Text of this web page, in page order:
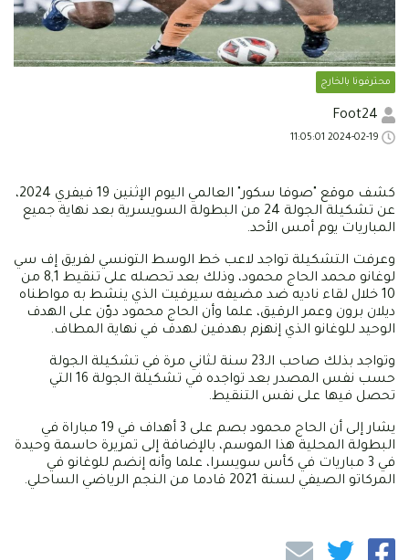
محترفونا بالخارج
كشف موقع "صوفا سكور" العالمي اليوم الإثنين 19 فيفري 2024،
عن تشكيلة الجولة 24 من البطولة السويسرية بعد نهاية جميع
المباريات يوم أمس الأحد.
وعرفت التشكيلة تواجد لاعب خط الوسط التونسي لفريق إف سي
لوغانو محمد الحاج محمود، وذلك بعد تحصله على تنقيط 8,1 من
10 خلال لقاء ناديه ضد مضيفه سيرفيت الذي ينشط به مواطناه
ديلان برون وعمر الرقيق، علما وأن الحاج محمود دوّن على الهدف
الوحيد للوغانو الذي إنهزم بهدفين لهدف في نهاية المطاف.
وتواجد بذلك صاحب الـ23 سنة لثاني مرة في تشكيلة الجولة
حسب نفس المصدر بعد تواجده في تشكيلة الجولة 16 التي
تحصل فيها على نفس التنقيط.
يشار إلى أن الحاج محمود بصم على 3 أهداف في 19 مباراة في
البطولة المحلية هذا الموسم، بالإضافة إلى تمريرة حاسمة وحيدة
في 3 مباريات في كأس سويسرا، علما وأنه إنضم للوغانو في
المركاتو الصيفي لسنة 2021 قادما من النجم الرياضي الساحلي.